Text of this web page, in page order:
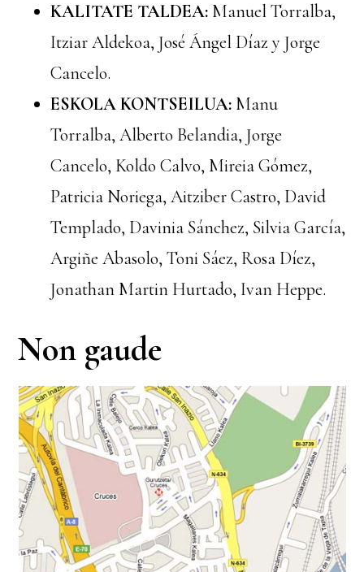
KALITATE TALDEA: Manuel Torralba,
Itziar Aldekoa, José Ángel Díaz y Jorge
Cancelo.
ESKOLA KONTSEILUA: Manu
Torralba, Alberto Belandia, Jorge
Cancelo, Koldo Calvo, Mireia Gómez,
Patricia Noriega, Aitziber Castro, David
Templado, Davinia Sánchez, Silvia García,
Argiñe Abasolo, Toni Sáez, Rosa Díez,
Jonathan Martin Hurtado, Ivan Heppe.
Non gaude